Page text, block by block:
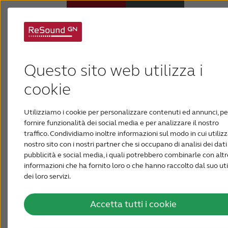
Questo sito web utilizza i
cookie
Utilizziamo i cookie per personalizzare contenuti ed annunci,
fornire funzionalità dei social media e per analizzare il nostro
traffico. Condividiamo inoltre informazioni sul modo in cui
nostro sito con i nostri partner che si occupano di analisi dei dati
pubblicità e social media, i quali potrebbero combinarle con
informazioni che ha fornito loro o che hanno raccolto dal suo
dei loro servizi.
In ottemperanza alle Nuove Linee Guida della pubblicità
concernente i dispositivi medici, dispositivi medico-diagnostici
Accetta tutti i cookie
Ipoacusia
Supporto e assistenza
Perché ReSound
PER GLI AUDIOPROTESISTI
BLOG
Apparecchi acustici
innovativi
Un suono migliore con gli apparecchi acustici
che passano inosservato.